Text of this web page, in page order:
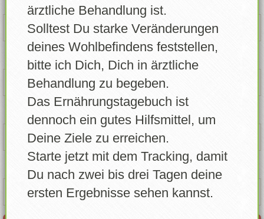
Eigene Lebensmittel
Errungenschaften
Login
Account freigeben
News
Profil
Info / Über
Name / Nick *
E-Mail*
Passwort*
Passwort Wiederholen*
ärztliche Behandlung ist.
Solltest Du starke Veränderungen
deines Wohlbefindens feststellen,
bitte ich Dich, Dich in ärztliche
Behandlung zu begeben.
Das Ernährungstagebuch ist
dennoch ein gutes Hilfsmittel, um
Deine Ziele zu erreichen.
Starte jetzt mit dem Tracking, damit
Du nach zwei bis drei Tagen deine
ersten Ergebnisse sehen kannst.